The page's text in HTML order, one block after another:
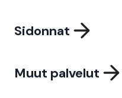
Sidonnat
Muut palvelut